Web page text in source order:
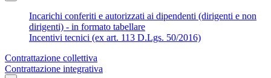
Incarichi conferiti e autorizzati ai dipendenti (dirigenti e non
dirigenti) - in formato tabellare
Incentivi tecnici (ex art. 113 D.Lgs. 50/2016)
Contrattazione collettiva
Contrattazione integrativa